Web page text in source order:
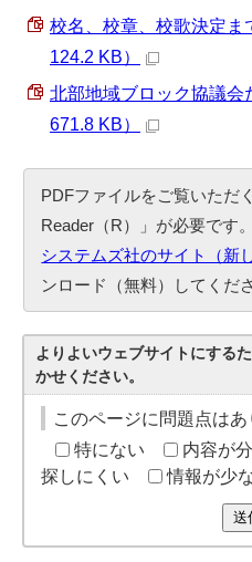
校名、校章、校歌決定
124.2 KB）
北部地域ブロック協議
671.8 KB）
PDFファイルをご覧いただ
Reader（R）」が必要です
システムズ社のサイト（新
ンロード（無料）してくだ
よりよいウェブサイトにする
かせください。
このページに問題点は
特にない
内容が
探しにくい
情報が少
送